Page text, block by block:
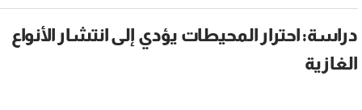
دراسة: احترار المحيطات يؤدي إلى انتشار الأنواع
الغازية